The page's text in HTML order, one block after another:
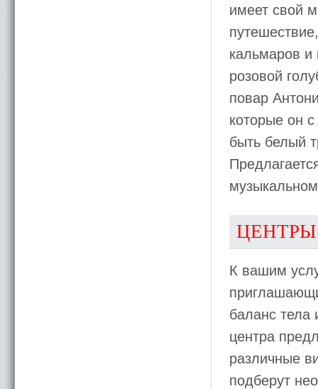
имеет свой
кальмаров и
розовой
повар
которые он
быть белый
К вашим
баланс
центра
различные
подберут